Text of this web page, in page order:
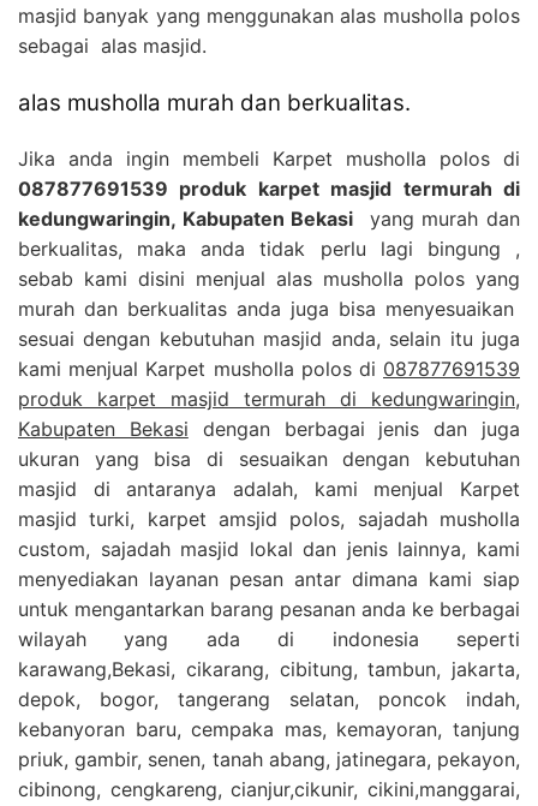
masjid banyak yang menggunakan alas musholla polos
sebagai alas masjid.
alas musholla murah dan berkualitas.
Jika anda ingin membeli Karpet musholla polos di
087877691539 produk karpet masjid termurah di
kedungwaringin, Kabupaten Bekasi yang murah dan
berkualitas, maka anda tidak perlu lagi bingung ,
sebab kami disini menjual alas musholla polos yang
murah dan berkualitas anda juga bisa menyesuaikan
sesuai dengan kebutuhan masjid anda, selain itu juga
kami menjual Karpet musholla polos di 087877691539
produk karpet masjid termurah di kedungwaringin,
Kabupaten Bekasi dengan berbagai jenis dan juga
ukuran yang bisa di sesuaikan dengan kebutuhan
masjid di antaranya adalah, kami menjual Karpet
masjid turki, karpet amsjid polos, sajadah musholla
custom, sajadah masjid lokal dan jenis lainnya, kami
menyediakan layanan pesan antar dimana kami siap
untuk mengantarkan barang pesanan anda ke berbagai
wilayah yang ada di indonesia seperti
karawang,Bekasi, cikarang, cibitung, tambun, jakarta,
depok, bogor, tangerang selatan, poncok indah,
kebanyoran baru, cempaka mas, kemayoran, tanjung
priuk, gambir, senen, tanah abang, jatinegara, pekayon,
cibinong, cengkareng, cianjur,cikunir, cikini,manggarai,